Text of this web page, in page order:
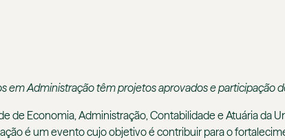
em Administração têm projetos aprovados e participação
de Economia, Administração, Contabilidade e Atuária da
é um evento cujo objetivo é contribuir para o